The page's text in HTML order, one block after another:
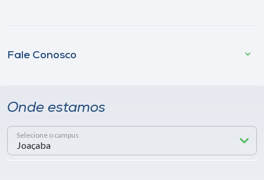
Fale Conosco
Onde estamos
Selecione o campus